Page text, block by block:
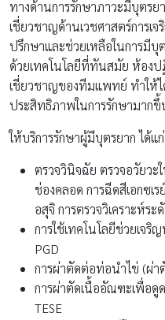
อสุจิ การตรวจวิเคราะห์ระ
การใช้เทคโนโลยีช่วยเจริญ
PGD
การผ่าตัดต่อท่อนำไข่ (ผ่
การผ่าตัดเนื้ออัณฑะเพื่อดู
TESE
การตรวจวิเคราะห์โรคทา
การผ่าตัดผ่านกล้องทางนรีเ
สถานที่ตั้ง
สาขาสุขุมวิท:สุขุมวิท วิง ( อา
คลองตันเหนือ เขตวัฒนา กรุง
เวลาทำการ :ทุกวัน 07.00-
โทรศัพท์ : 0 2022 2555-6
สาขาศรีนครินทร์:ศูนย์ผู้มีบุตร
สวนหลวง เขตสวนหลวง กรุงเ